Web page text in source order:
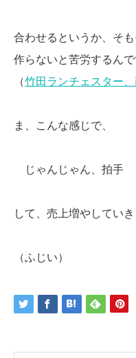
合わせるというか、そ
作らないと苦労するんで
（竹田ランチェスター
ま、こんな感じで、
じゃんじゃん、拍手
して、売上増やしていき
（ふじい）